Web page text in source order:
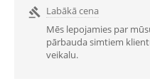

Labākā cena
Mēs lepojamies par
pārbauda simtiem
veikalu.